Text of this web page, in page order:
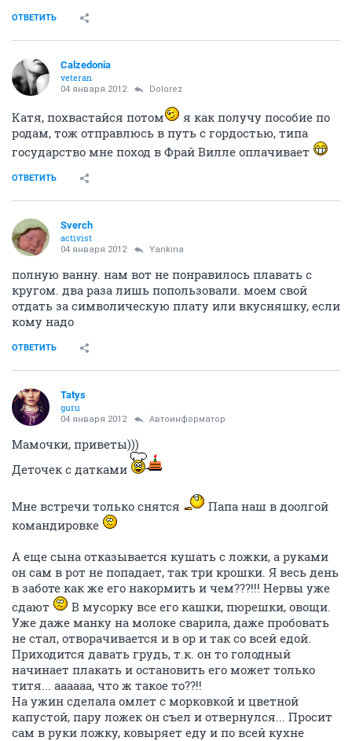
ОТВЕТИТЬ
Calzedonia
veteran
04 января 2012 Dolorez
Катя, похвастайся потом
я как получу пособие по
родам, тож отправлюсь в путь с гордостью, типа
государство мне поход в Фрай Вилле оплачивает
ОТВЕТИТЬ
Sverch
activist
04 января 2012 Yankina
полную ванну. нам вот не понравилось плавать с
кругом. два раза лишь попользовали. моем свой
отдать за символическую плату или вкусняшку, если
кому надо
ОТВЕТИТЬ
Tatys
guru
04 января 2012 Автоинформатор
Мамочки, приветы)))
Деточек с датками
Мне встречи только снятся
Папа наш в доолгой
командировке
А еще сына отказывается кушать с ложки, а руками
он сам в рот не попадает, так три крошки. Я весь день
в заботе как же его накормить и чем???!!! Нервы уже
сдают
В мусорку все его кашки, пюрешки, овощи.
Уже даже манку на молоке сварила, даже пробовать
не стал, отворачивается и в ор и так со всей едой.
Приходится давать грудь, т.к. он то голодный
начинает плакать и остановить его может только
титя... аааааа, что ж такое то??!!
На ужин сделала омлет с морковкой и цветной
капустой, пару ложек он съел и отвернулся... Просит
сам в руки ложку, ковыряет еду и по всей кухне